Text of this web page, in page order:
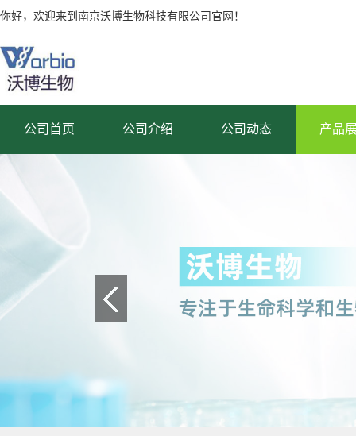
你好，欢迎来到南京沃博生物科技有限公司官网！
公司首页 公司介绍 公司动态 产品